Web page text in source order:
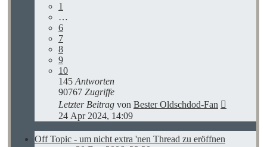
1
…
6
7
8
9
10
145 Antworten
90767 Zugriffe
Letzter Beitrag von Bester Oldschdod-Fan
24 Apr 2024, 14:09
Off Topic - um nicht extra 'nen Thread zu eröffnen